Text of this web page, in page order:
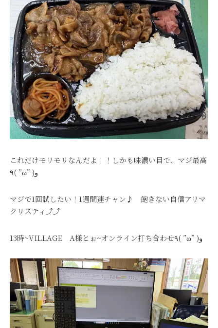
これだけモリモリなんだよ！！しかも味濃い目で、マジ最高
٩( ”ω” )و
マジで1回試したい！1週間連チャン♪ 飽きない自信アリマ
クリスティ⤴⤴
13時~VILLAGE A様とぉ~オンライン打ち合わせ٩( ”ω” )و